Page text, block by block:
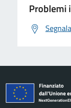
Problemi